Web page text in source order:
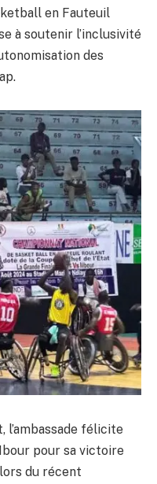
en Fauteuil
à soutenir l’inclusivité
des
l’ambassade félicite
pour sa victoire
du récent